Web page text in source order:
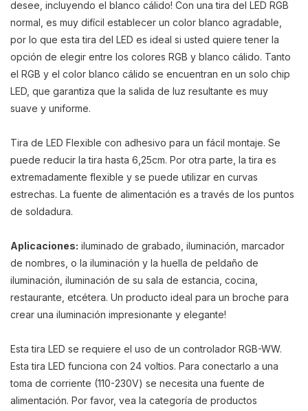
desee, incluyendo el blanco cálido! Con una tira del LED RGB
normal, es muy difícil establecer un color blanco agradable,
por lo que esta tira del LED es ideal si usted quiere tener la
opción de elegir entre los colores RGB y blanco cálido. Tanto
el RGB y el color blanco cálido se encuentran en un solo chip
LED, que garantiza que la salida de luz resultante es muy
suave y uniforme.
Tira de LED Flexible con adhesivo para un fácil montaje. Se
puede reducir la tira hasta 6,25cm. Por otra parte, la tira es
extremadamente flexible y se puede utilizar en curvas
estrechas. La fuente de alimentación es a través de los puntos
de soldadura.
Aplicaciones: iluminado de grabado, iluminación, marcador
de nombres, o la iluminación y la huella de peldaño de
iluminación, iluminación de su sala de estancia, cocina,
restaurante, etcétera. Un producto ideal para un broche para
crear una iluminación impresionante y elegante!
Esta tira LED se requiere el uso de un controlador RGB-WW.
Esta tira LED funciona con 24 voltios. Para conectarlo a una
toma de corriente (110-230V) se necesita una fuente de
alimentación. Por favor, vea la categoría de productos